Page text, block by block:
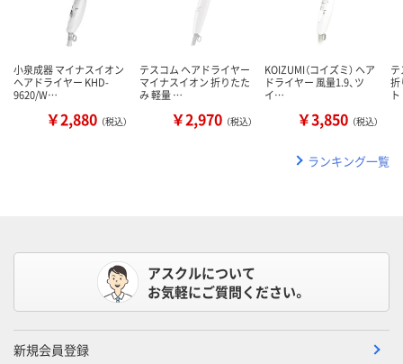
小泉成器 マイナスイオン
ヘアドライヤー KHD-
9620/W…
￥2,880 （税込）
テスコム ヘアドライヤー
マイナスイオン 折りたた
み 軽量 …
￥2,970 （税込）
KOIZUMI（コイズミ） ヘア
ドライヤー 風量1.9、ツ
イ…
￥3,850 （税込）
折
ランキング一覧
アスクルについて
お気軽にご質問ください。
新規会員登録